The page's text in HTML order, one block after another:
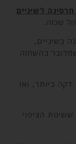
חרסינה לשיניים
שכזה.
בשיניים,
בהשחזה
ביותר, ואז
ששיטת הציפוי